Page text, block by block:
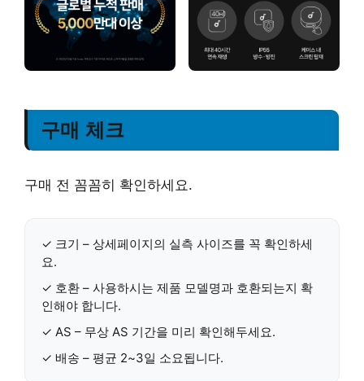
구매 체크
구매 전 꼼꼼히 확인하세요.
✓ 크기 – 상세페이지의 실측 사이즈를 꼭 확인하세
요.
✓ 호환 – 사용하시는 제품 모델명과 호환되는지 확
인해야 합니다.
✓ AS – 무상 AS 기간을 미리 확인해두세요.
✓ 배송 – 평균 2~3일 소요됩니다.